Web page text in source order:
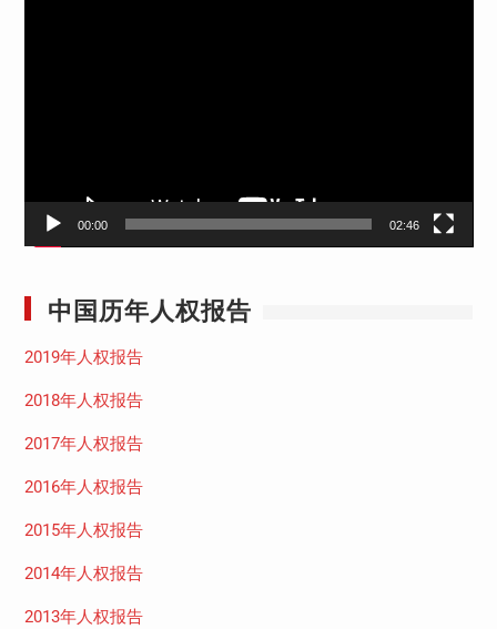
00:00 02:46
中国历年人权报告
2019年人权报告
2018年人权报告
2017年人权报告
2016年人权报告
2015年人权报告
2014年人权报告
2013年人权报告